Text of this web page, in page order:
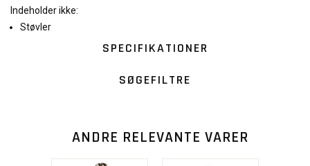
Indeholder ikke:
Støvler
SPECIFIKATIONER
SØGEFILTRE
ANDRE RELEVANTE VARER